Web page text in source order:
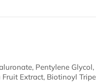
Pentylene
Fruit Extract, Biotinoyl